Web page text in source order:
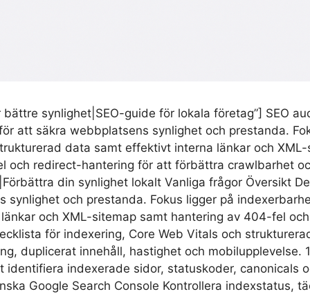
synlighet|SEO-guide för lokala företag”] SEO
att säkra webbplatsens synlighet och prestanda.
data samt effektivt interna länkar och
redirect-hantering för att förbättra crawlbarhet
din synlighet lokalt Vanliga frågor Översikt
och prestanda. Fokus ligger på
och XML-sitemap samt hantering av 404-fel
för indexering, Core Web Vitals och
duplicerat innehåll, hastighet och mobilupplevelse.
indexerade sidor, statuskoder, canonicals
Google Search Console Kontrollera indexstatus,